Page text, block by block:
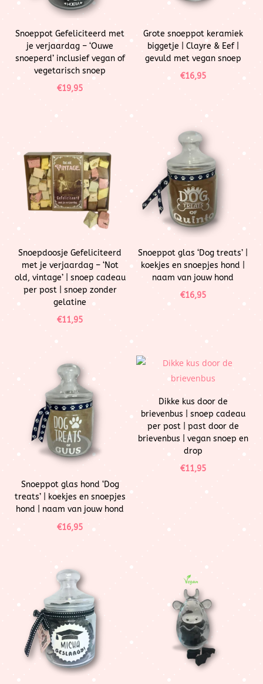
Snoeppot Gefeliciteerd met
je verjaardag – ‘Ouwe
snoeperd’ inclusief vegan of
vegetarisch snoep
€19,95
Grote snoeppot keramiek
biggetje | Clayre & Eef |
gevuld met vegan snoep
€16,95
Snoepdoosje Gefeliciteerd
met je verjaardag – ‘Not
old, vintage’ | snoep cadeau
per post | snoep zonder
gelatine
€11,95
Snoeppot glas ‘Dog treats’ |
koekjes en snoepjes hond |
naam van jouw hond
€16,95
Snoeppot glas hond ‘Dog
treats’ | koekjes en snoepjes
hond | naam van jouw hond
€16,95
Dikke kus door de
brievenbus | snoep cadeau
per post | past door de
brievenbus | vegan snoep en
drop
€11,95